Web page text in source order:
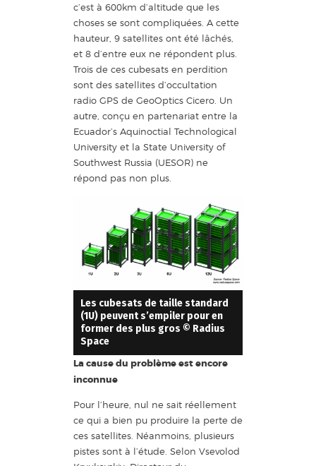
c’est à 600km d’altitude que les
choses se sont compliquées. A cette
hauteur, 9 satellites ont été lâchés,
et 8 d’entre eux ne répondent plus.
Trois de ces cubesats en perdition
sont des satellites d’occultation
radio GPS de GeoOptics Cicero. Un
autre, conçu en partenariat entre la
Ecuador’s Aquinoctial Technological
University et la State University of
Southwest Russia (UESOR) ne
répond pas non plus.
Les cubesats de taille standard
(1U) peuvent s’empiler pour en
former des plus gros © Radius
Space
La cause du problème est encore
inconnue
Pour l’heure, nul ne sait réellement
ce qui a bien pu produire la perte de
ces satellites. Néanmoins, plusieurs
pistes sont à l’étude. Selon Vsevolod